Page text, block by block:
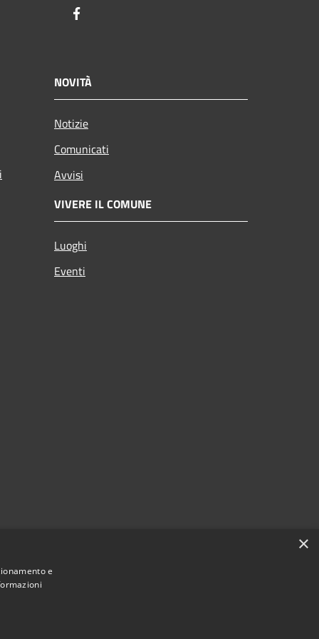
NOVITÀ
Notizie
Comunicati
Avvisi
VIVERE IL COMUNE
Luoghi
Eventi
×
e